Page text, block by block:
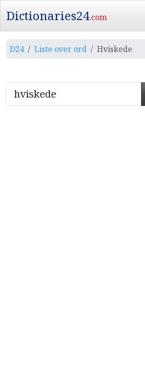
Dictionaries24.com
D24 Liste over ord Hviskede